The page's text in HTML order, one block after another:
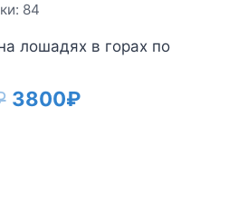
84
лошадях в горах по
Первоначальная
3800₽Текущая